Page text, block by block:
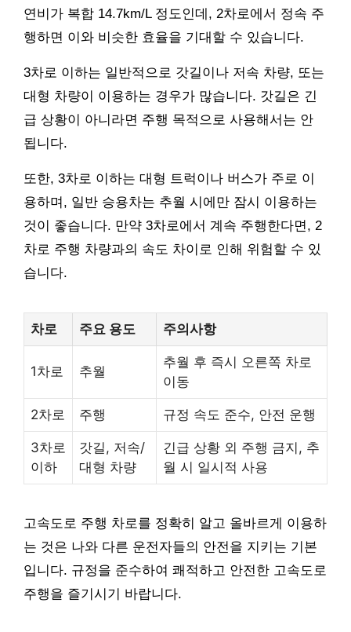
연비가 복합 14.7km/L 정도인데, 2차로에서 정속 주
행하면 이와 비슷한 효율을 기대할 수 있습니다.
3차로 이하는 일반적으로 갓길이나 저속 차량, 또는
대형 차량이 이용하는 경우가 많습니다. 갓길은 긴
급 상황이 아니라면 주행 목적으로 사용해서는 안
됩니다.
또한, 3차로 이하는 대형 트럭이나 버스가 주로 이
용하며, 일반 승용차는 추월 시에만 잠시 이용하는
것이 좋습니다. 만약 3차로에서 계속 주행한다면, 2
차로 주행 차량과의 속도 차이로 인해 위험할 수 있
습니다.
차로 주요 용도 주의사항
1차로 추월
추월 후 즉시 오른쪽 차로
이동
2차로 주행 규정 속도 준수, 안전 운행
3차로
이하
갓길, 저속/
대형 차량
긴급 상황 외 주행 금지, 추
월 시 일시적 사용
고속도로 주행 차로를 정확히 알고 올바르게 이용하
는 것은 나와 다른 운전자들의 안전을 지키는 기본
입니다. 규정을 준수하여 쾌적하고 안전한 고속도로
주행을 즐기시기 바랍니다.